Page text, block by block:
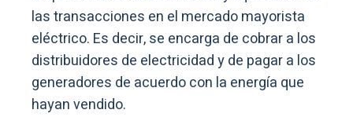
las transacciones en el mercado mayorista
eléctrico. Es decir, se encarga de cobrar a los
distribuidores de electricidad y de pagar a los
generadores de acuerdo con la energía que
hayan vendido.